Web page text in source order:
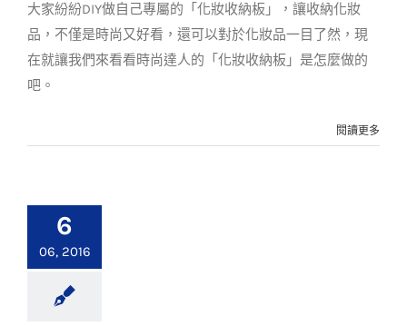
大家紛紛DIY做自己專屬的「化妝收納板」，讓收納化妝
品，不僅是時尚又好看，還可以對於化妝品一目了然，現
在就讓我們來看看時尚達人的「化妝收納板」是怎麼做的
吧。
閱讀更多
6
06, 2016